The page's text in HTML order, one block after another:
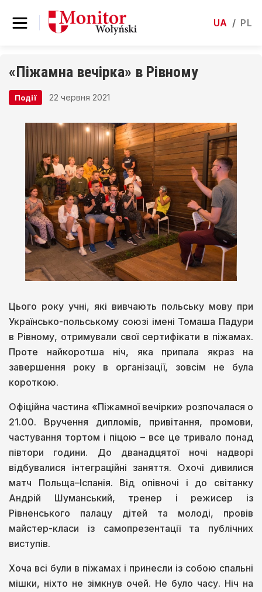
UA / PL
«Піжамна вечірка» в Рівному
Події 22 червня 2021
Цього року учні, які вивчають польську мову при
Українсько-польському союзі імені Томаша Падури
в Рівному, отримували свої сертифікати в піжамах.
Проте найкоротша ніч, яка припала якраз на
завершення року в організації, зовсім не була
короткою.
Офіційна частина «Піжамної вечірки» розпочалася о
21.00. Вручення дипломів, привітання, промови,
частування тортом і піцою – все це тривало понад
півтори години. До дванадцятої ночі надворі
відбувалися інтеграційні заняття. Охочі дивилися
матч Польща–Іспанія. Від опівночі і до світанку
Андрій Шуманський, тренер і режисер із
Рівненського палацу дітей та молоді, провів
майстер-класи із самопрезентації та публічних
виступів.
Хоча всі були в піжамах і принесли із собою спальні
мішки, ніхто не зімкнув очей. Не було часу. Ніч на